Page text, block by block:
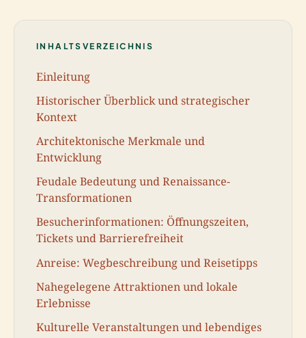
INHALTSVERZEICHNIS
Einleitung
Historischer Überblick und strategischer
Kontext
Architektonische Merkmale und
Entwicklung
Feudale Bedeutung und Renaissance-
Transformationen
Besucherinformationen: Öffnungszeiten,
Tickets und Barrierefreiheit
Anreise: Wegbeschreibung und Reisetipps
Nahegelegene Attraktionen und lokale
Erlebnisse
Kulturelle Veranstaltungen und lebendiges